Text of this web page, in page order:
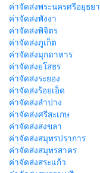
ค่าจัดส่งพระนครศรีอยุธยา
ค่าจัดส่งพังงา
ค่าจัดส่งพิจิตร
ค่าจัดส่งภูเก็ต
ค่าจัดส่งมุกดาหาร
ค่าจัดส่งยโสธร
ค่าจัดส่งระยอง
ค่าจัดส่งร้อยเอ็ด
ค่าจัดส่งลำปาง
ค่าจัดส่งศรีสะเกษ
ค่าจัดส่งสงขลา
ค่าจัดส่งสมุทรปราการ
ค่าจัดส่งสมุทรสาคร
ค่าจัดส่งสระแก้ว